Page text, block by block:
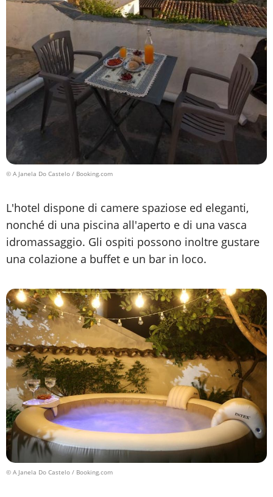
© A Janela Do Castelo / Booking.com
L'hotel dispone di camere spaziose ed eleganti,
nonché di una piscina all'aperto e di una vasca
idromassaggio. Gli ospiti possono inoltre gustare
una colazione a buffet e un bar in loco.
© A Janela Do Castelo / Booking.com